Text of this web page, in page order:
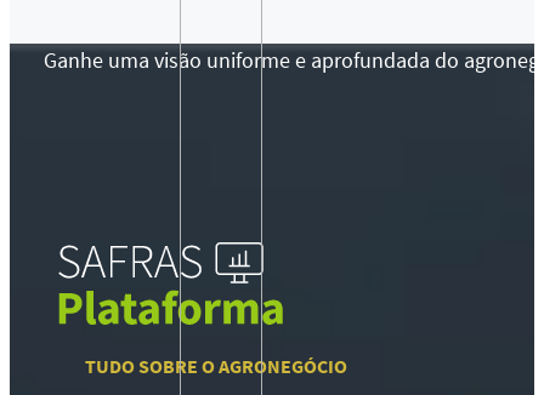
Ganhe uma visão uniforme e aprofundada do
TUDO SOBRE O AGRONEGÓCIO